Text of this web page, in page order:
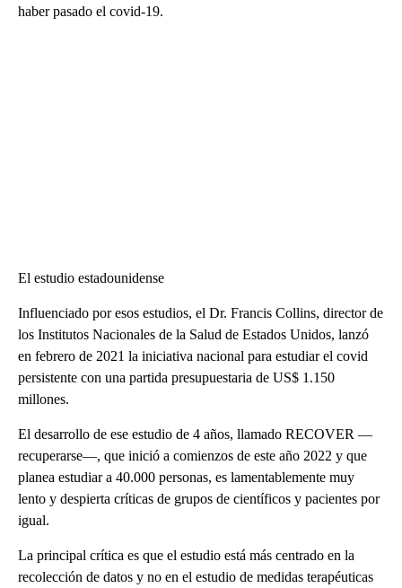
haber pasado el covid-19.
El estudio estadounidense
Influenciado por esos estudios, el Dr. Francis Collins, director de
los Institutos Nacionales de la Salud de Estados Unidos, lanzó
en febrero de 2021 la iniciativa nacional para estudiar el covid
persistente con una partida presupuestaria de US$ 1.150
millones.
El desarrollo de ese estudio de 4 años, llamado RECOVER —
recuperarse—, que inició a comienzos de este año 2022 y que
planea estudiar a 40.000 personas, es lamentablemente muy
lento y despierta críticas de grupos de científicos y pacientes por
igual.
La principal crítica es que el estudio está más centrado en la
recolección de datos y no en el estudio de medidas terapéuticas